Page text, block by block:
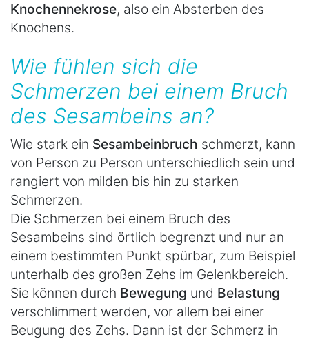
Knochennekrose, also ein Absterben des
Knochens.
Wie fühlen sich die
Schmerzen bei einem Bruch
des Sesambeins an?
Wie stark ein Sesambeinbruch schmerzt, kann
von Person zu Person unterschiedlich sein und
rangiert von milden bis hin zu starken
Schmerzen.
Die Schmerzen bei einem Bruch des
Sesambeins sind örtlich begrenzt und nur an
einem bestimmten Punkt spürbar, zum Beispiel
unterhalb des großen Zehs im Gelenkbereich.
Sie können durch Bewegung und Belastung
verschlimmert werden, vor allem bei einer
Beugung des Zehs. Dann ist der Schmerz in